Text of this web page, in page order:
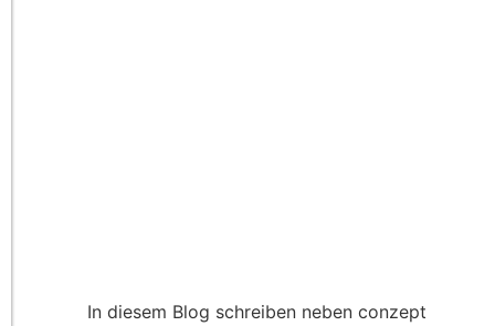
In diesem Blog schreiben neben conzept